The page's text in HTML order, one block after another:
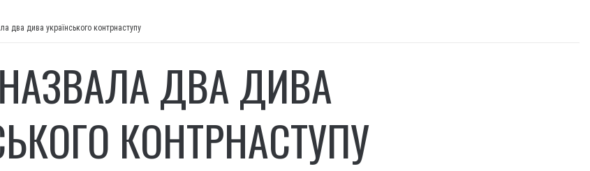
два дива українського контрнаступу
ДВА ДИВА
КОНТРНАСТУПУ